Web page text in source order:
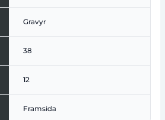
Gravyr
38
12
Framsida